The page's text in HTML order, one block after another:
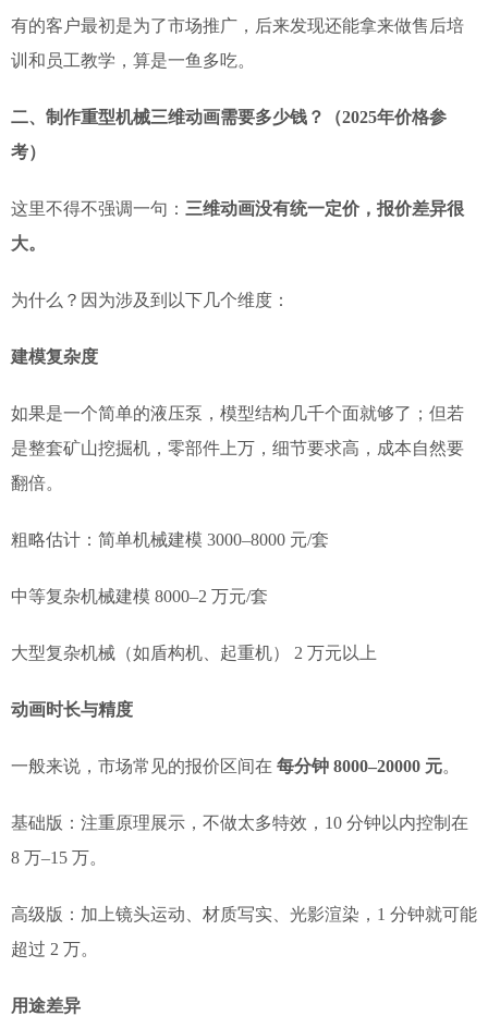
有的客户最初是为了市场推广，后来发现还能拿来做售后培
训和员工教学，算是一鱼多吃。
二、制作重型机械三维动画需要多少钱？（2025年价格参
考）
这里不得不强调一句： 三维动画没有统一定价，报价差异很
大。
为什么？因为涉及到以下几个维度：
建模复杂度
如果是一个简单的液压泵，模型结构几千个面就够了；但若
是整套矿山挖掘机，零部件上万，细节要求高，成本自然要
翻倍。
粗略估计：简单机械建模 3000–8000 元/套
中等复杂机械建模 8000–2 万元/套
大型复杂机械（如盾构机、起重机） 2 万元以上
动画时长与精度
一般来说，市场常见的报价区间在 每分钟 8000–20000 元。
基础版：注重原理展示，不做太多特效，10 分钟以内控制在
8 万–15 万。
高级版：加上镜头运动、材质写实、光影渲染，1 分钟就可能
超过 2 万。
用途差异